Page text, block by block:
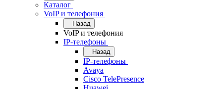
Каталог
VoIP и телефония
Назад
VoIP и телефония
IP-телефоны
Назад
IP-телефоны
Avaya
Cisco TelePresence